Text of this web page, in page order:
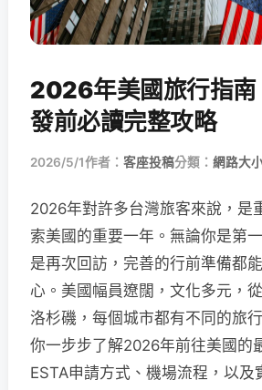
2026年美國旅行指南
發前必讀完整攻略
2026/5/1作者： 客座投稿分類： 網路大
2026年對許多台灣旅客來說，是
索美國的重要一年。無論你是第
是再次回訪，完善的行前準備都
心。美國幅員遼闊，文化多元，
洛杉磯，每個城市都有不同的旅
你一步步了解2026年前往美國的
ESTA申請方式、機場流程，以及